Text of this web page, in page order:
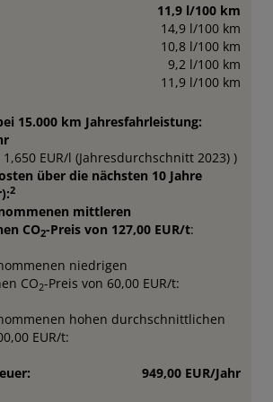
11,9 l/100 km
14,9 l/100 km
10,8 l/100 km
9,2 l/100 km
11,9 l/100 km
15.000 km Jahresfahrleistung:
EUR/l (Jahresdurchschnitt 2023) )
über die nächsten 10 Jahre
2
mittleren
CO2-Preis von 127,00 EUR/t:
niedrigen
CO2-Preis von 60,00 EUR/t:
hohen durchschnittlichen
EUR/t:
949,00 EUR/Jahr